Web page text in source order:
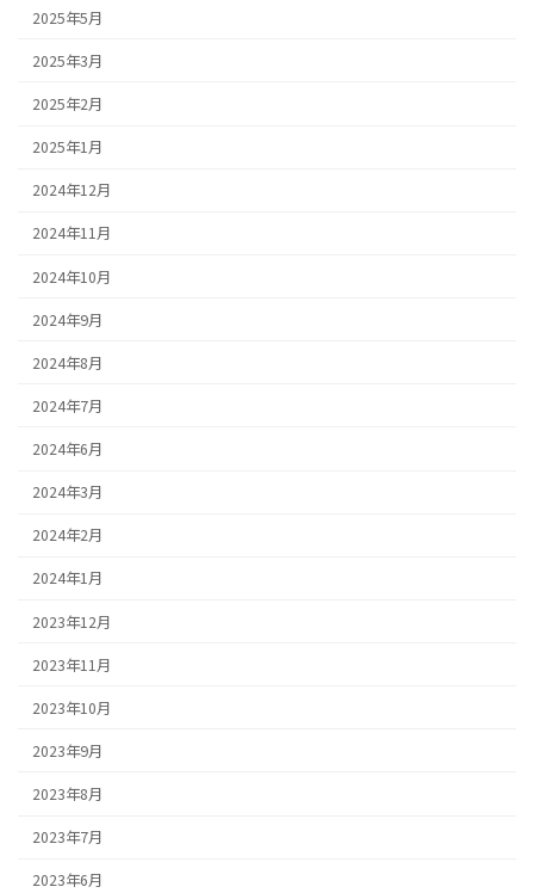
2025年5月
2025年3月
2025年2月
2025年1月
2024年12月
2024年11月
2024年10月
2024年9月
2024年8月
2024年7月
2024年6月
2024年3月
2024年2月
2024年1月
2023年12月
2023年11月
2023年10月
2023年9月
2023年8月
2023年7月
2023年6月